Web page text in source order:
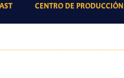
(CURRENT)CENTRO DE PRODUCCIÓN